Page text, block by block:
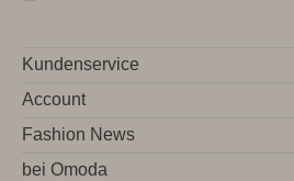
Kundenservice
Account
Fashion News
bei Omoda